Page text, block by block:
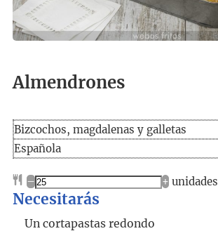
Almendrones
Bizcochos, magdalenas y galletas
Española
– + unidades
Necesitarás
Un cortapastas redondo